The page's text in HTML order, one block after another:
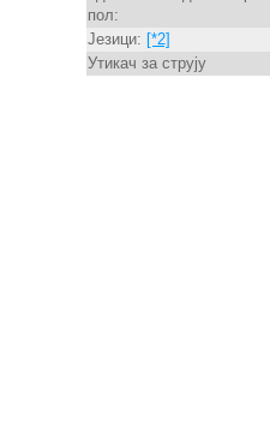
пол:
Језици: [*2]
Утикач за струју